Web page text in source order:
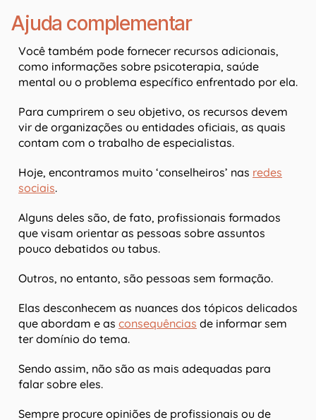
Ajuda complementar
Você também pode fornecer recursos adicionais,
como informações sobre psicoterapia, saúde
mental ou o problema específico enfrentado por ela.
Para cumprirem o seu objetivo, os recursos devem
vir de organizações ou entidades oficiais, as quais
contam com o trabalho de especialistas.
Hoje, encontramos muito ‘conselheiros’ nas redes
sociais.
Alguns deles são, de fato, profissionais formados
que visam orientar as pessoas sobre assuntos
pouco debatidos ou tabus.
Outros, no entanto, são pessoas sem formação.
Elas desconhecem as nuances dos tópicos delicados
que abordam e as consequências de informar sem
ter domínio do tema.
Sendo assim, não são as mais adequadas para
falar sobre eles.
Sempre procure opiniões de profissionais ou de